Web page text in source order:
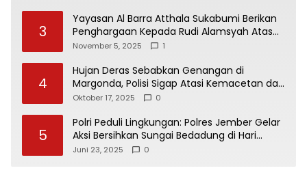
3
Yayasan Al Barra Atthala Sukabumi Berikan
Penghargaan Kepada Rudi Alamsyah Atas
Kontribusi Sosial dan Kemasyarakatan
November 5, 2025 1
4
Hujan Deras Sebabkan Genangan di
Margonda, Polisi Sigap Atasi Kemacetan dan
Bantu Pengendara
Oktober 17, 2025 0
5
Polri Peduli Lingkungan: Polres Jember Gelar
Aksi Bersihkan Sungai Bedadung di Hari
Bhayangkara ke-79
Juni 23, 2025 0